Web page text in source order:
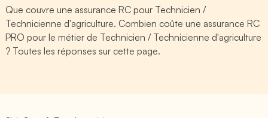
Que couvre une assurance RC pour Technicien /
Technicienne d'agriculture. Combien coûte une assurance RC
PRO pour le métier de Technicien / Technicienne d'agriculture
? Toutes les réponses sur cette page.